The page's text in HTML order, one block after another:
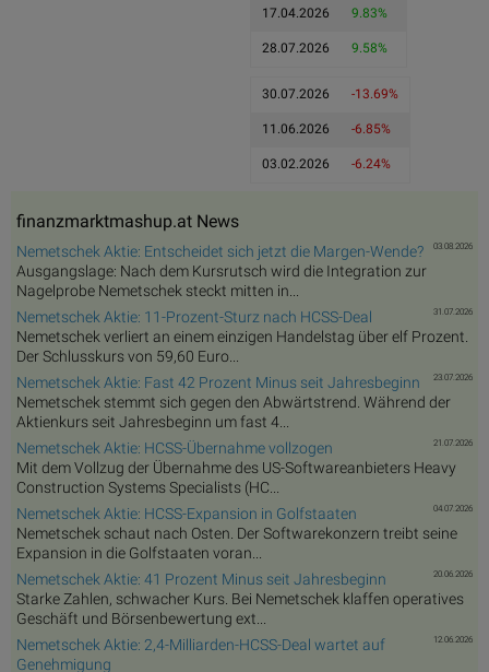
17.04.2026 9.83%
28.07.2026 9.58%
30.07.2026 -13.69%
11.06.2026 -6.85%
03.02.2026 -6.24%
finanzmarktmashup.at News
03.08.2026
Nemetschek Aktie: Entscheidet sich jetzt die Margen-Wende?
Ausgangslage: Nach dem Kursrutsch wird die Integration zur
Nagelprobe Nemetschek steckt mitten in...
31.07.2026
Nemetschek Aktie: 11-Prozent-Sturz nach HCSS-Deal
Nemetschek verliert an einem einzigen Handelstag über elf Prozent.
Der Schlusskurs von 59,60 Euro...
23.07.2026
Nemetschek Aktie: Fast 42 Prozent Minus seit Jahresbeginn
Nemetschek stemmt sich gegen den Abwärtstrend. Während der
Aktienkurs seit Jahresbeginn um fast 4...
21.07.2026
Nemetschek Aktie: HCSS-Übernahme vollzogen
Mit dem Vollzug der Übernahme des US-Softwareanbieters Heavy
Construction Systems Specialists (HC...
04.07.2026
Nemetschek Aktie: HCSS-Expansion in Golfstaaten
Nemetschek schaut nach Osten. Der Softwarekonzern treibt seine
Expansion in die Golfstaaten voran...
20.06.2026
Nemetschek Aktie: 41 Prozent Minus seit Jahresbeginn
Starke Zahlen, schwacher Kurs. Bei Nemetschek klaffen operatives
Geschäft und Börsenbewertung ext...
12.06.2026
Nemetschek Aktie: 2,4-Milliarden-HCSS-Deal wartet auf
Genehmigung